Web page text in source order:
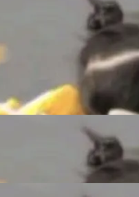
辑：Delt
...
、Alpha
比，Spa
而，支
同的面
充沛的经
Spark
概括：
install.
规划、写
绍，Muse
。这些后
校
野。整个
制难度
TENT。